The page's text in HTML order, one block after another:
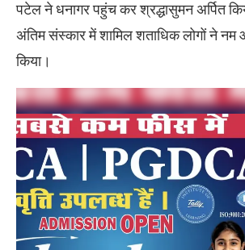
पटेल ने धनागर पहुंच कर श्रद्धासुमन अर्पित
अंतिम संस्कार में शामिल शताधिक लोगों ने
किया।